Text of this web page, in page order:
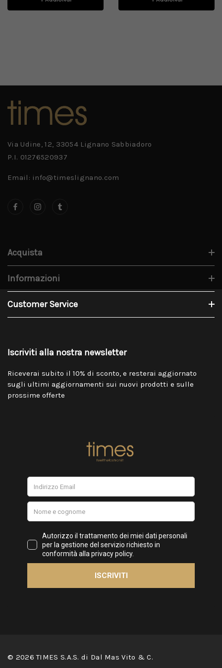
Via Udine, 12, 33054 Lignano Sabbiadoro
P.I. 01276520937
Email: info@timeslignano.com
Acquista
Informazioni
Customer Service
Iscriviti alla nostra newsletter
Riceverai subito il 10% di sconto, e resterai aggiornato
sugli ultimi aggiornamenti sui nuovi prodotti e sulle
prossime offerte
© 2026 TIMES S.A.S. di Dal Mas Vito & C.